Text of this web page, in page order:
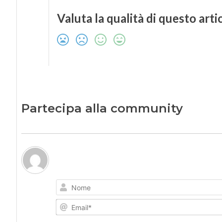
Valuta la qualità di questo
Partecipa alla community